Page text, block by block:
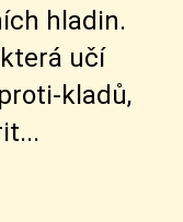
hladin.
učí
kladů,